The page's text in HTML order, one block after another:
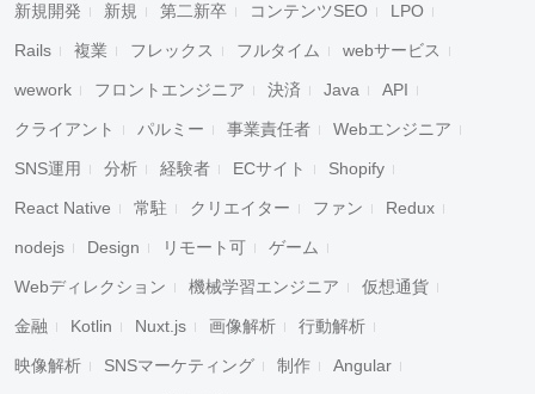
新規開発 新規 第二新卒 コンテンツSEO LPO
Rails 複業 フレックス フルタイム webサービス
wework フロントエンジニア 決済 Java API
クライアント パルミー 事業責任者 Webエンジニア
SNS運用 分析 経験者 ECサイト Shopify
React Native 常駐 クリエイター ファン Redux
nodejs Design リモート可 ゲーム
Webディレクション 機械学習エンジニア 仮想通貨
金融 Kotlin Nuxt.js 画像解析 行動解析
映像解析 SNSマーケティング 制作 Angular